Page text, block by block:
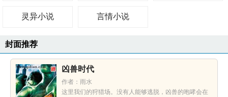
灵异小说 言情小说
封面推荐
凶兽时代
作者：雨水
这里我们的狩猎场。没有人能够逃脱，凶兽的咆哮会在